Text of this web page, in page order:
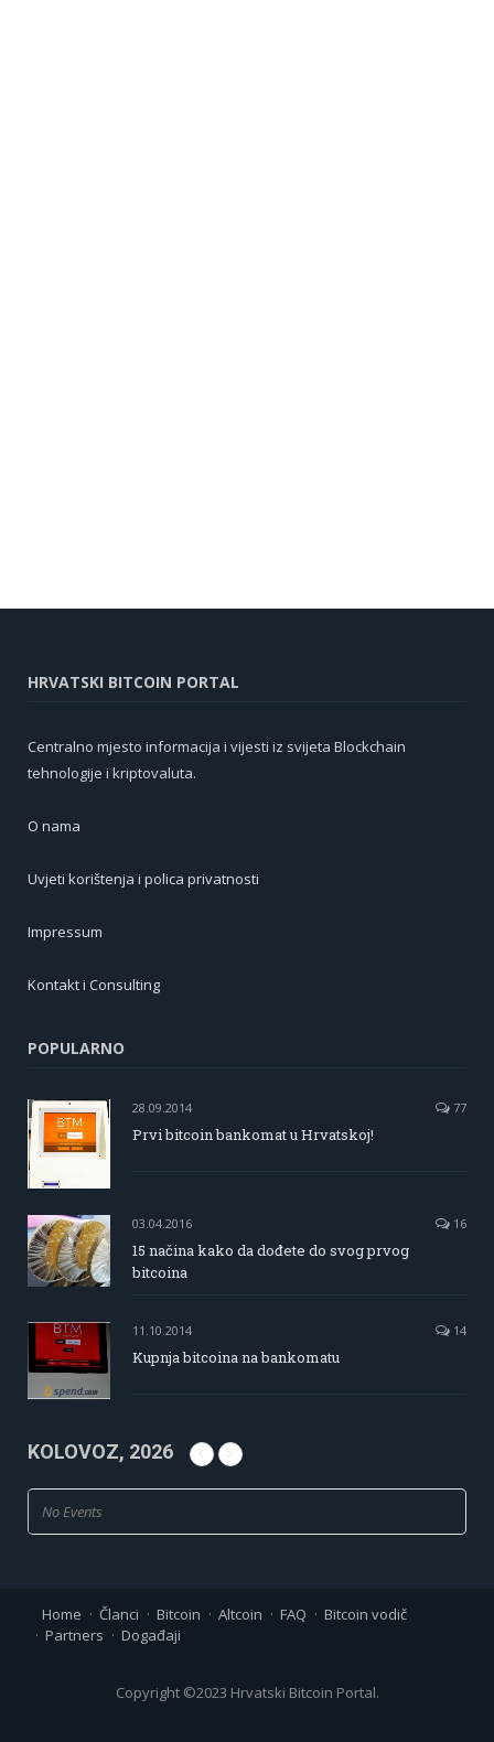
HRVATSKI BITCOIN PORTAL
Centralno mjesto informacija i vijesti iz svijeta Blockchain
tehnologije i kriptovaluta.
O nama
Uvjeti korištenja i polica privatnosti
Impressum
Kontakt i Consulting
POPULARNO
28.09.2014 77
Prvi bitcoin bankomat u Hrvatskoj!
03.04.2016 16
15 načina kako da dođete do svog prvog
bitcoina
11.10.2014 14
Kupnja bitcoina na bankomatu
KOLOVOZ, 2026
No Events
Home Članci Bitcoin Altcoin FAQ
Bitcoin vodič
Partners
Događaji
Copyright ©2023 Hrvatski Bitcoin Portal.